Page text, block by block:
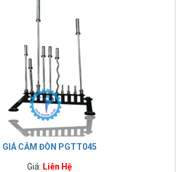
GIÁ CẮM ĐÒN PGTT045
Giá: Liên Hệ